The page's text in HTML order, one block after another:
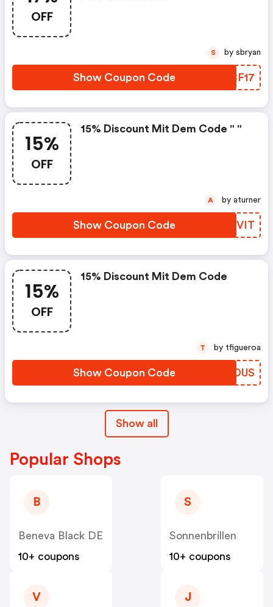
OFF
Show Coupon Code JQCF17
S by sbryan
15%
OFF
15% Discount Mit Dem Code " "
Show Coupon Code ESXVIT
A by aturner
15%
OFF
15% Discount Mit Dem Code
Show Coupon Code YRODUS
T by tfigueroa
Show all
Popular Shops
B
Beneva Black DE
10+ coupons
S
Sonnenbrillen
10+ coupons
V J